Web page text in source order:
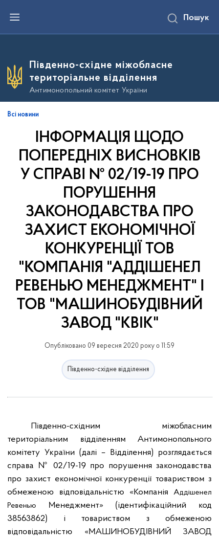
е
о
о
в
Пошук
Південно-східне міжобласне
територіальне відділення
Антимонопольний комітет України
Всі новини
ІНФОРМАЦІЯ ЩОДО
ПОПЕРЕДНІХ ВИСНОВКІВ
У СПРАВІ № 02/19-19 ПРО
ПОРУШЕННЯ
ЗАКОНОДАВСТВА ПРО
ЗАХИСТ ЕКОНОМІЧНОЇ
КОНКУРЕНЦІЇ ТОВ
"КОМПАНІЯ "АДДІШЕНЕЛ
РЕВЕНЬЮ МЕНЕДЖМЕНТ" І
ТОВ "МАШИНОБУДІВНИЙ
ЗАВОД "КВІК"
Опубліковано 09 вересня 2020 року о 11:59
Південно-східне відділення
Південно-східним міжобласним
територіальним відділенням Антимонопольного
комітету України (далі – Відділення) розглядається
справа № 02/19-19 про порушення законодавства
про захист економічної конкуренції товариством з
обмеженою відповідальністю «Компанія Аддішенел
Ревенью
Менеджмент» (ідентифікаційний код
38563862) і товариством з обмеженою
відповідальністю «МАШИНОБУДІВНИЙ ЗАВОД